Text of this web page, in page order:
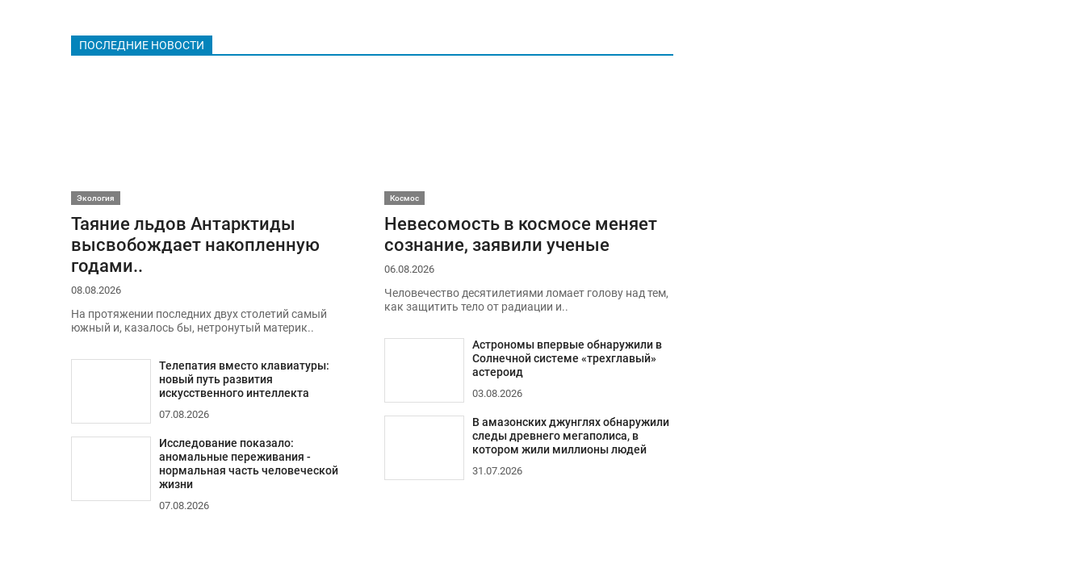
ПОСЛЕДНИЕ НОВОСТИ
Экология
Таяние льдов Антарктиды
высвобождает накопленную
годами..
08.08.2026
На протяжении последних двух столетий самый
южный и, казалось бы, нетронутый материк..
Телепатия вместо клавиатуры:
новый путь развития
искусственного интеллекта
07.08.2026
Исследование показало:
аномальные переживания -
нормальная часть человеческой
жизни
07.08.2026
Космос
Невесомость в космосе меняет
сознание, заявили ученые
06.08.2026
Человечество десятилетиями ломает голову над тем,
как защитить тело от радиации и..
Астрономы впервые обнаружили в
Солнечной системе «трехглавый»
астероид
03.08.2026
В амазонских джунглях обнаружили
следы древнего мегаполиса, в
котором жили миллионы людей
31.07.2026